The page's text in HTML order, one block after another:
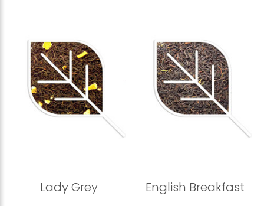
Lady Grey English Breakfast